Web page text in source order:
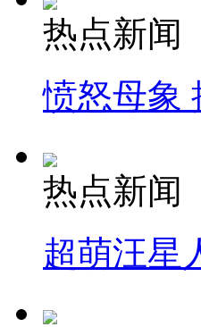
热点新闻
愤怒母象
热点新闻
超萌汪星